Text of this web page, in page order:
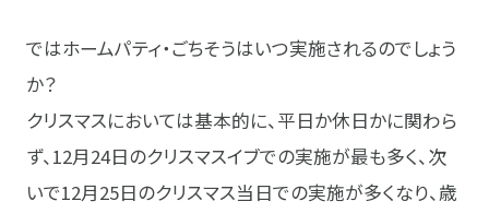
ではホームパティ・ごちそうはいつ実施されるのでしょう
か？
クリスマスにおいては基本的に、平日か休日かに関わら
ず、12月24日のクリスマスイブでの実施が最も多く、次
いで12月25日のクリスマス当日での実施が多くなり、歳